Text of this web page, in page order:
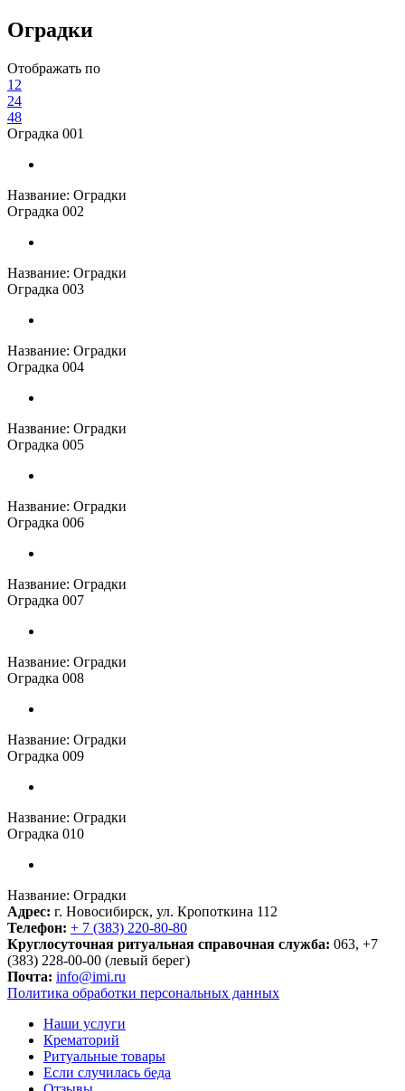
Оградки
Отображать по
12
24
48
Оградка 001
Название: Оградки
Оградка 002
Название: Оградки
Оградка 003
Название: Оградки
Оградка 004
Название: Оградки
Оградка 005
Название: Оградки
Оградка 006
Название: Оградки
Оградка 007
Название: Оградки
Оградка 008
Название: Оградки
Оградка 009
Название: Оградки
Оградка 010
Название: Оградки
Адрес: г. Новосибирск, ул. Кропоткина 112
Телефон: + 7 (383) 220-80-80
Круглосуточная ритуальная справочная служба: 063, +7
(383) 228-00-00 (левый берег)
Почта: info@imi.ru
Политика обработки персональных данных
Наши услуги
Крематорий
Ритуальные товары
Если случилась беда